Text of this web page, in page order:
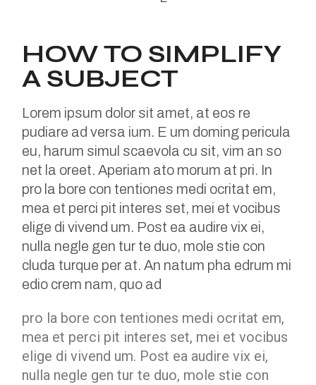
HOW TO SIMPLIFY
A SUBJECT
Lorem ipsum dolor sit amet, at eos re
pudiare ad versa ium. E um doming pericula
eu, harum simul scaevola cu sit, vim an so
net la oreet. Aperiam ato morum at pri. In
pro la bore con tentiones medi ocritat em,
mea et perci pit interes set, mei et vocibus
elige di vivend um. Post ea audire vix ei,
nulla negle gen tur te duo, mole stie con
cluda turque per at. An natum pha edrum mi
edio crem nam, quo ad
pro la bore con tentiones medi ocritat em,
mea et perci pit interes set, mei et vocibus
elige di vivend um. Post ea audire vix ei,
nulla negle gen tur te duo, mole stie con